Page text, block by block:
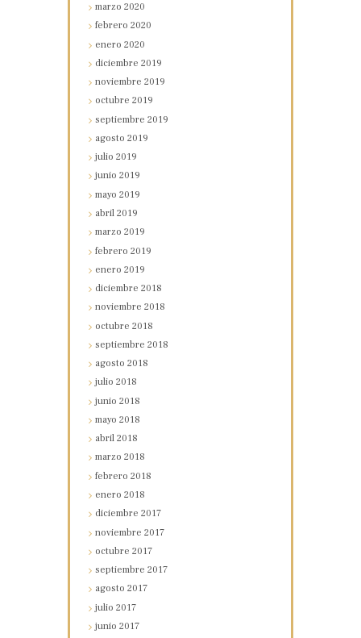
marzo2020
febrero2020
enero2020
diciembre2019
noviembre2019
octubre2019
septiembre2019
agosto2019
julio2019
junio2019
mayo2019
abril2019
marzo2019
febrero2019
enero2019
diciembre2018
noviembre2018
octubre2018
septiembre2018
agosto2018
julio2018
junio2018
mayo2018
abril2018
marzo2018
febrero2018
enero2018
diciembre2017
noviembre2017
octubre2017
septiembre2017
agosto2017
julio2017
junio2017